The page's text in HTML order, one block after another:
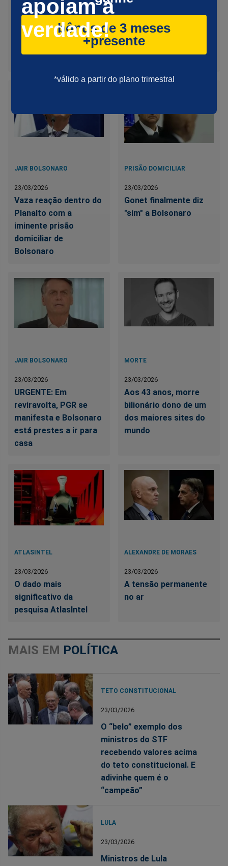
apoiam a
verdade!
bônus de 3 meses
+presente
*válido a partir do plano trimestral
manifestam sobre
inesperado parecer da
PGR para prisão
deve deixar a UTI nas
próximas 24 horas
JAIR BOLSONARO
23/03/2026
Vaza reação dentro do
Planalto com a
iminente prisão
domiciliar de
Bolsonaro
PRISÃO DOMICILIAR
23/03/2026
Gonet finalmente diz
"sim" a Bolsonaro
JAIR BOLSONARO
23/03/2026
URGENTE: Em
reviravolta, PGR se
manifesta e Bolsonaro
está prestes a ir para
casa
MORTE
23/03/2026
Aos 43 anos, morre
bilionário dono de um
dos maiores sites do
mundo
ATLASINTEL
23/03/2026
O dado mais
significativo da
pesquisa AtlasIntel
ALEXANDRE DE MORAES
23/03/2026
A tensão permanente
no ar
MAIS EM POLÍTICA
TETO CONSTITUCIONAL
23/03/2026
O “belo” exemplo dos
ministros do STF
recebendo valores acima
do teto constitucional. E
adivinhe quem é o
“campeão”
LULA
23/03/2026
Ministros de Lula